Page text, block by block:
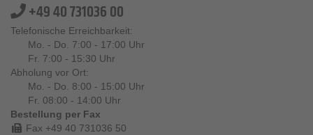
+49 40 731036 00
Telefonische Erreichbarkeit:
Mo. - Do. 7:00 - 17:00 Uhr
Fr. 7:00 - 15:30 Uhr
Abholung vor Ort:
Mo. - Do. 8:00 - 15:00 Uhr
Fr. 08:00 - 14:00 Uhr
Bestellung per Fax
Fax +49 40 731036 50